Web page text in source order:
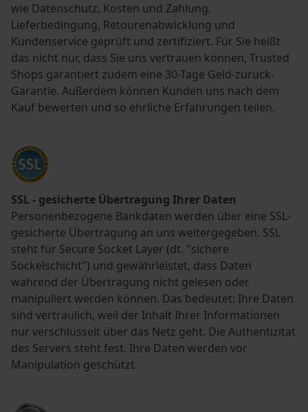
wie Datenschutz, Kosten und Zahlung,
Lieferbedingung, Retourenabwicklung und
Kundenservice geprüft und zertifiziert. Für Sie heißt
das nicht nur, dass Sie uns vertrauen können, Trusted
Shops garantiert zudem eine 30-Tage Geld-zurück-
Garantie. Außerdem können Kunden uns nach dem
Kauf bewerten und so ehrliche Erfahrungen teilen.
SSL - gesicherte Übertragung Ihrer Daten
Personenbezogene Bankdaten werden über eine SSL-
gesicherte Übertragung an uns weitergegeben. SSL
steht für Secure Socket Layer (dt. "sichere
Sockelschicht") und gewährleistet, dass Daten
während der Übertragung nicht gelesen oder
manipuliert werden können. Das bedeutet: Ihre Daten
sind vertraulich, weil der Inhalt Ihrer Informationen
nur verschlüsselt über das Netz geht. Die Authentizität
des Servers steht fest. Ihre Daten werden vor
Manipulation geschützt.